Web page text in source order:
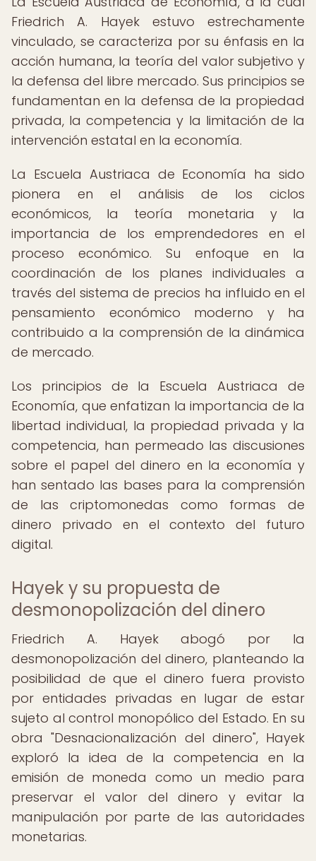
Friedrich A. Hayek estuvo estrechamente
vinculado, se caracteriza por su énfasis en la
acción humana, la teoría del valor subjetivo y
la defensa del libre mercado. Sus principios se
fundamentan en la defensa de la propiedad
privada, la competencia y la limitación de la
intervención estatal en la economía.
La Escuela Austriaca de Economía ha sido
pionera en el análisis de los ciclos
económicos, la teoría monetaria y la
importancia de los emprendedores en el
proceso económico. Su enfoque en la
coordinación de los planes individuales a
través del sistema de precios ha influido en el
pensamiento económico moderno y ha
contribuido a la comprensión de la dinámica
de mercado.
Los principios de la Escuela Austriaca de
Economía, que enfatizan la importancia de la
libertad individual, la propiedad privada y la
competencia, han permeado las discusiones
sobre el papel del dinero en la economía y
han sentado las bases para la comprensión
de las criptomonedas como formas de
dinero privado en el contexto del futuro
digital.
Hayek y su propuesta de
desmonopolización del dinero
Friedrich A. Hayek abogó por la
desmonopolización del dinero, planteando la
posibilidad de que el dinero fuera provisto
por entidades privadas en lugar de estar
sujeto al control monopólico del Estado. En su
obra "Desnacionalización del dinero", Hayek
exploró la idea de la competencia en la
emisión de moneda como un medio para
preservar el valor del dinero y evitar la
manipulación por parte de las autoridades
monetarias.